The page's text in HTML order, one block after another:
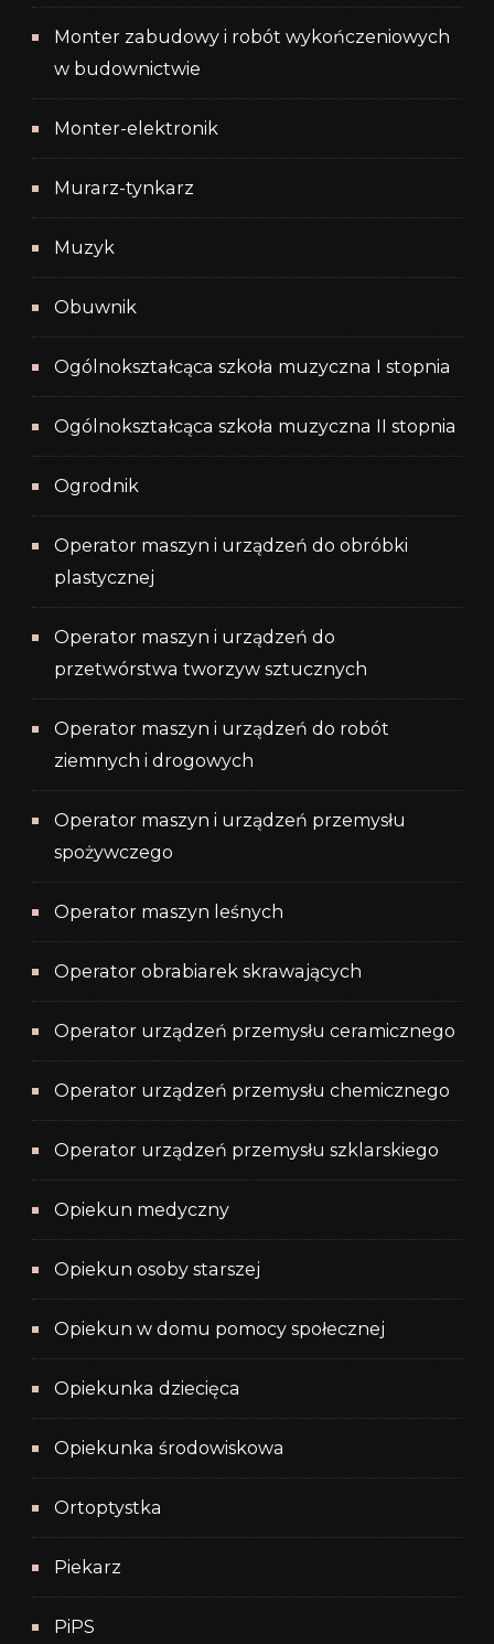
Monter zabudowy i robót wykończeniowych
w budownictwie
Monter-elektronik
Murarz-tynkarz
Muzyk
Obuwnik
Ogólnokształcąca szkoła muzyczna I stopnia
Ogólnokształcąca szkoła muzyczna II stopnia
Ogrodnik
Operator maszyn i urządzeń do obróbki
plastycznej
Operator maszyn i urządzeń do
przetwórstwa tworzyw sztucznych
Operator maszyn i urządzeń do robót
ziemnych i drogowych
Operator maszyn i urządzeń przemysłu
spożywczego
Operator maszyn leśnych
Operator obrabiarek skrawających
Operator urządzeń przemysłu ceramicznego
Operator urządzeń przemysłu chemicznego
Operator urządzeń przemysłu szklarskiego
Opiekun medyczny
Opiekun osoby starszej
Opiekun w domu pomocy społecznej
Opiekunka dziecięca
Opiekunka środowiskowa
Ortoptystka
Piekarz
PiPS